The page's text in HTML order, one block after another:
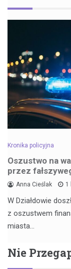
Kronika policyjna
Oszustwo na
przez
Anna Cieślak 1
W Działdowie
z oszustwem
miasta…
Nie